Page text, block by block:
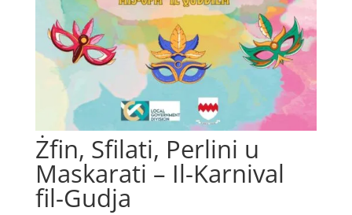
Żfin, Sfilati, Perlini u
Maskarati – Il-Karnival
fil-Gudja